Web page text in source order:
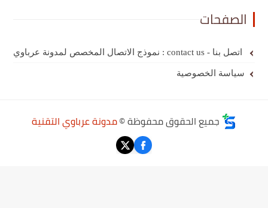
الصفحات
اتصل بنا - contact us : نموذج الاتصال المخصص لمدونة عرباوي
سياسة الخصوصية
جميع الحقوق محفوظة ©مدونة عرباوي التقنية